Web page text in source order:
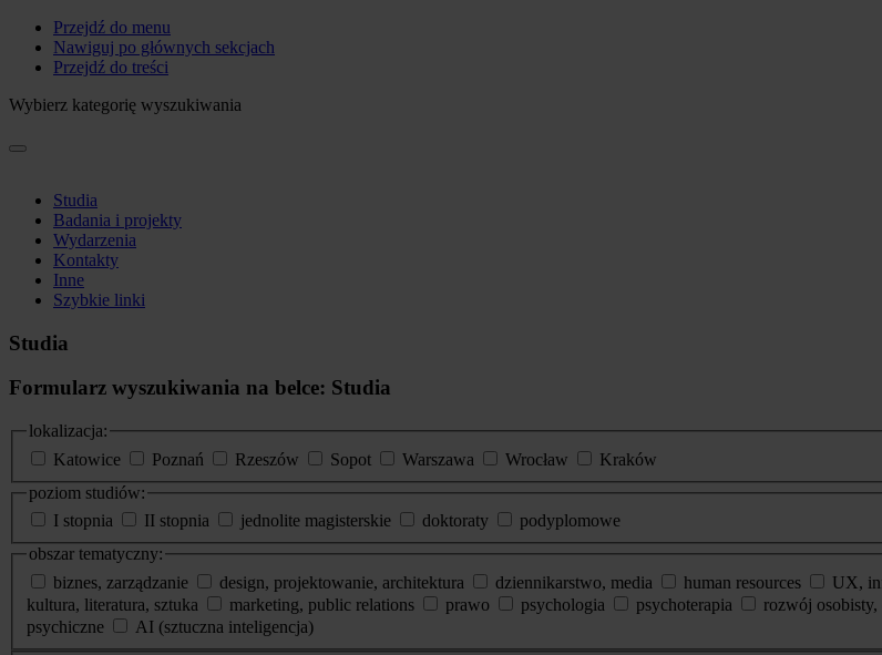
Przejdź do menu
Nawiguj po głównych sekcjach
Przejdź do treści
Wybierz kategorię wyszukiwania
Studia
Badania i projekty
Wydarzenia
Kontakty
Inne
Szybkie linki
Studia
Formularz wyszukiwania na belce: Studia
lokalizacja:
Katowice
Poznań Rzeszów Sopot Warszawa Wrocław
Kraków
poziom studiów:
I stopnia
II stopnia jednolite magisterskie doktoraty
podyplomowe
obszar tematyczny:
biznes, zarządzanie
design, projektowanie, architektura dziennikarstwo, media human resources UX,
kultura, literatura, sztuka
marketing, public relations prawo psychologia psychoterapia rozwój osobisty,
psychiczne
AI (sztuczna inteligencja)